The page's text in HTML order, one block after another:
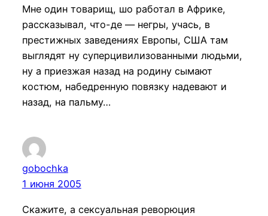
Мне один товарищ, шо работал в Африке,
рассказывал, что-де — негры, учась, в
престижных заведениях Европы, США там
выглядят ну суперцивилизованными людьми,
ну а приезжая назад на родину сымают
костюм, набедренную повязку надевают и
назад, на пальму…
gobochka
1 июня 2005
Скажите, а сексуальная реворюция